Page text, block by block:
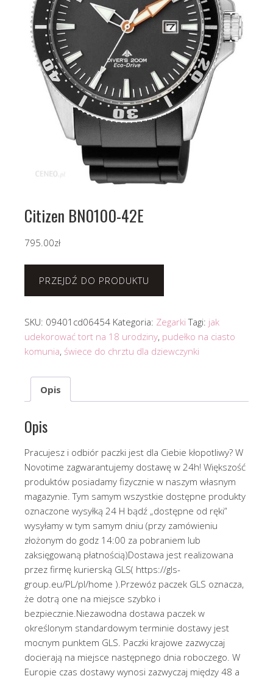
Citizen BN0100-42E
795.00zł
PRZEJDŹ DO PRODUKTU
SKU: 09401cd06454 Kategoria: Zegarki Tagi: jak
udekorować tort na 18 urodziny, pudełko na ciasto
komunia, świece do chrztu dla dziewczynki
Opis
Opis
Pracujesz i odbiór paczki jest dla Ciebie kłopotliwy? W
Novotime zagwarantujemy dostawę w 24h! Większość
produktów posiadamy fizycznie w naszym własnym
magazynie. Tym samym wszystkie dostępne produkty
oznaczone wysyłką 24 H bądź „dostępne od ręki”
wysyłamy w tym samym dniu (przy zamówieniu
złożonym do godz 14:00 za pobraniem lub
zaksięgowaną płatnością)Dostawa jest realizowana
przez firmę kurierską GLS( https://gls-
group.eu/PL/pl/home ).Przewóz paczek GLS oznacza,
że dotrą one na miejsce szybko i
bezpiecznie.Niezawodna dostawa paczek w
określonym standardowym terminie dostawy jest
mocnym punktem GLS. Paczki krajowe zazwyczaj
docierają na miejsce następnego dnia roboczego. W
Europie czas dostawy wynosi zazwyczaj między 48 a